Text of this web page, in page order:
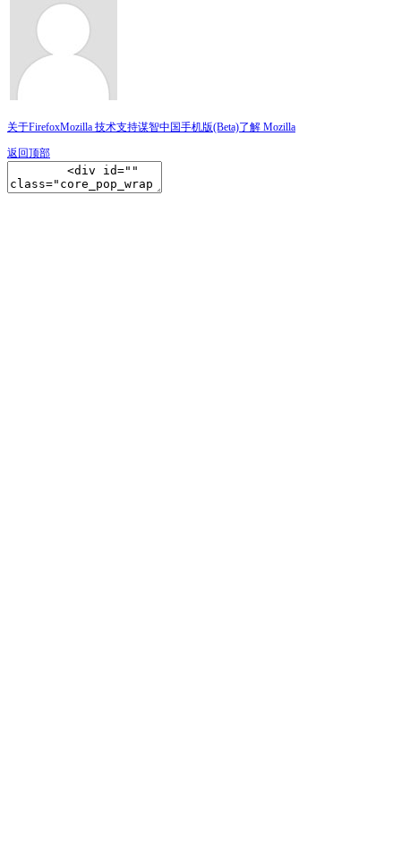
关于FirefoxMozilla 技术支持谋智中国手机版(Beta)了解 Mozilla
返回顶部